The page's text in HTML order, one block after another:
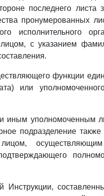
последнего листа
пронумерованных
исполнительного
с указанием
функции
или
иным уполномоченным
подразделение